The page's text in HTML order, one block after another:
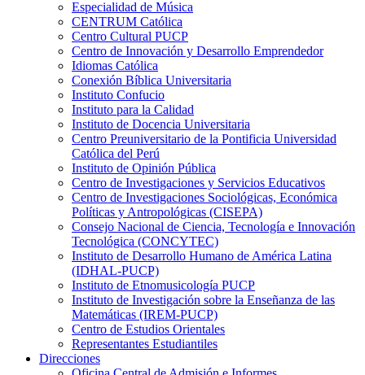
Especialidad de Música
CENTRUM Católica
Centro Cultural PUCP
Centro de Innovación y Desarrollo Emprendedor
Idiomas Católica
Conexión Bíblica Universitaria
Instituto Confucio
Instituto para la Calidad
Instituto de Docencia Universitaria
Centro Preuniversitario de la Pontificia Universidad
Católica del Perú
Instituto de Opinión Pública
Centro de Investigaciones y Servicios Educativos
Centro de Investigaciones Sociológicas, Económica
Políticas y Antropológicas (CISEPA)
Consejo Nacional de Ciencia, Tecnología e Innovación
Tecnológica (CONCYTEC)
Instituto de Desarrollo Humano de América Latina
(IDHAL-PUCP)
Instituto de Etnomusicología PUCP
Instituto de Investigación sobre la Enseñanza de las
Matemáticas (IREM-PUCP)
Centro de Estudios Orientales
Representantes Estudiantiles
Direcciones